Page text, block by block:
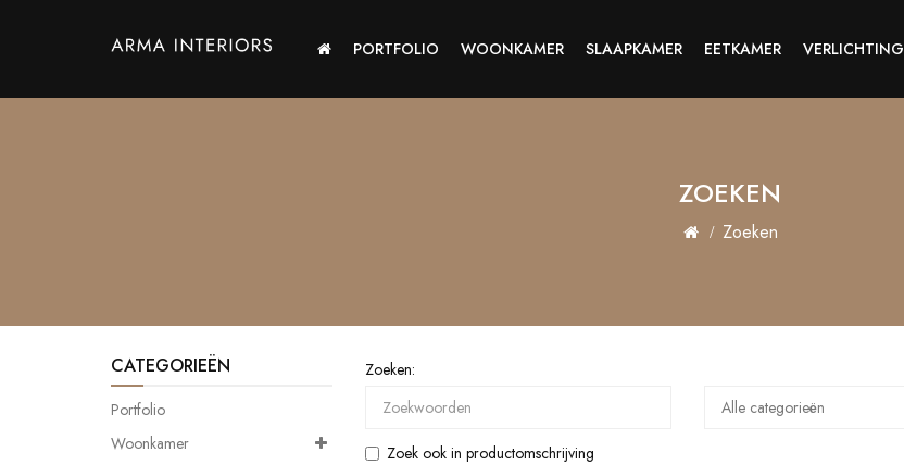
PORTFOLIO WOONKAMER SLAAPKAMER EETKAMER VERLICHTING
ZOEKEN
Zoeken
CATEGORIEËN
Portfolio
Woonkamer
Zoeken:
Zoek ook in productomschrijving